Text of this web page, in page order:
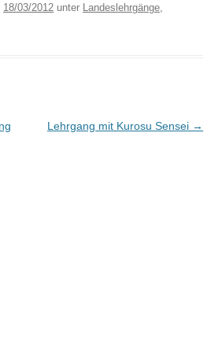
18/03/2012 unter Landeslehrgänge
Lehrgang mit Kurosu Sensei →